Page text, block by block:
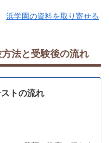
浜学園の資料を取り寄せる
法と受験後の流れ
トの流れ